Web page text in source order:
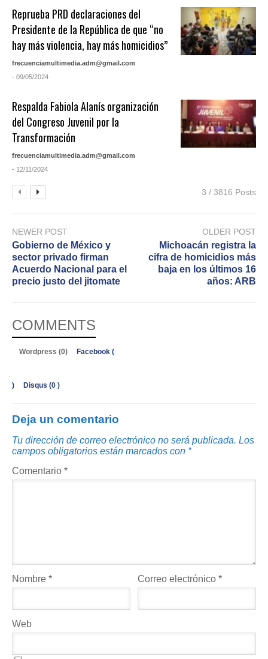
Reprueba PRD declaraciones del
Presidente de la República de que “no
hay más violencia, hay más homicidios”
frecuenciamultimedia.adm@gmail.com
- 09/05/2024
Respalda Fabiola Alanís organización
del Congreso Juvenil por la
Transformación
frecuenciamultimedia.adm@gmail.com
- 12/11/2024
3 / 3816 Posts
NEWER POST
Gobierno de México y
sector privado firman
Acuerdo Nacional para el
precio justo del jitomate
OLDER POST
Michoacán registra la
cifra de homicidios más
baja en los últimos 16
años: ARB
COMMENTS
Wordpress (0) Facebook (
) Disqus (0 )
Deja un comentario
Tu dirección de correo electrónico no será publicada. Los
campos obligatorios están marcados con *
Comentario *
Nombre * Correo electrónico*
Web